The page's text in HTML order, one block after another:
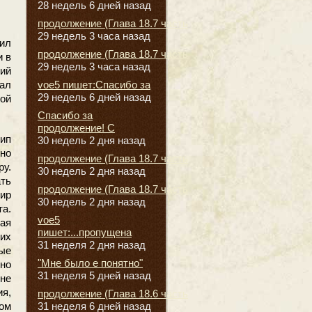
в
28 недель 6 дней назад
продолжение (Глава 18.7 часть
29 недель 3 часа назад
продолжение (Глава 18.7 часть
29 недель 3 часа назад
voe5 пишет:Спасибо за
29 недель 6 дней назад
Спасибо за
продолжение! С
30 недель 2 дня назад
продолжение (Глава 18.7 часть
30 недель 2 дня назад
продолжение (Глава 18.7 часть
30 недель 2 дня назад
voe5
пишет:...пропущена
31 неделя 2 дня назад
"Мне было е понятно"
31 неделя 5 дней назад
продолжение (Глава 18.6 часть
31 неделя 6 дней назад